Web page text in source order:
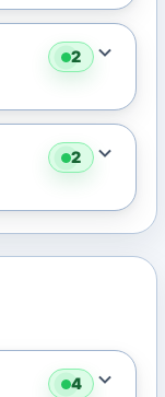
2
2
4